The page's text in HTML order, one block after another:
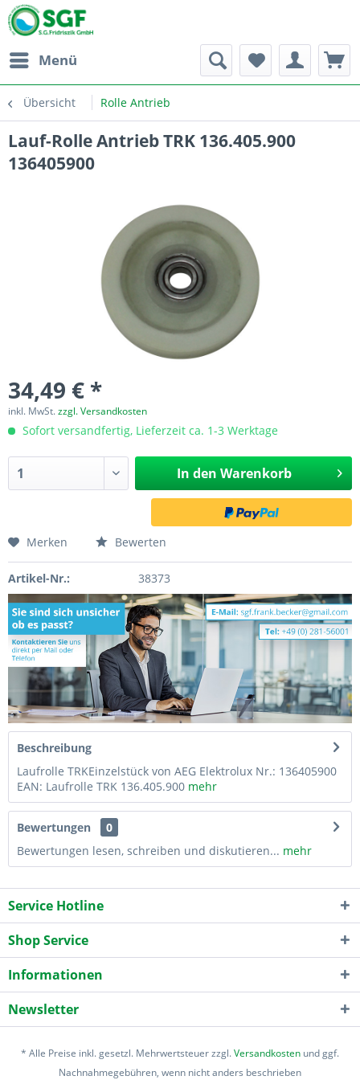
Menü
Übersicht Rolle Antrieb
Lauf-Rolle Antrieb TRK 136.405.900
136405900
34,49 € *
inkl. MwSt.zzgl. Versandkosten
Sofort versandfertig, Lieferzeit ca. 1-3 Werktage
In den Warenkorb
Merken Bewerten
Artikel-Nr.: 38373
Beschreibung
Laufrolle TRKEinzelstück von AEG Elektrolux Nr.: 136405900
EAN: Laufrolle TRK 136.405.900 mehr
Bewertungen
0
Bewertungen lesen, schreiben und diskutieren... mehr
Service Hotline
Shop Service
Informationen
Newsletter
* Alle Preise inkl. gesetzl. Mehrwertsteuer zzgl.Versandkosten und ggf.
Nachnahmegebühren, wenn nicht anders beschrieben